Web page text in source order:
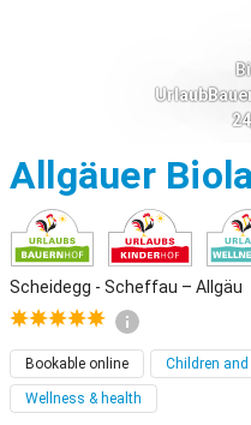
Allgäuer
Scheidegg - Scheffau – Allgäu
Bookable online Children
Wellness & health